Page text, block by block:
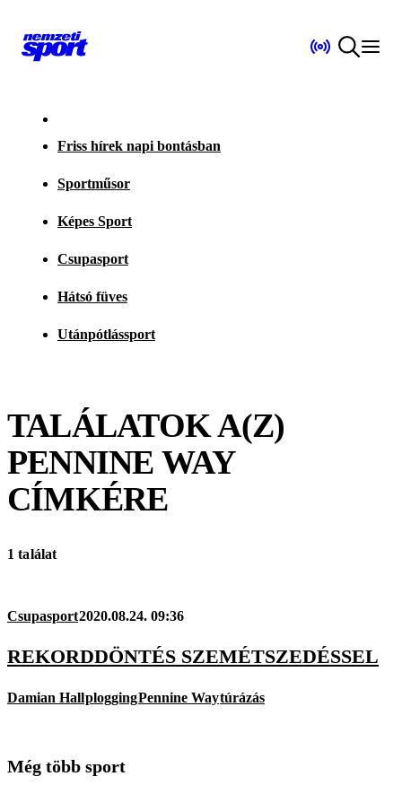
Friss hírek napi bontásban
Sportműsor
Képes Sport
Csupasport
Hátsó füves
Utánpótlássport
TALÁLATOK A(Z)
PENNINE WAY
CÍMKÉRE
1 találat
Csupasport2020.08.24. 09:36
REKORDDÖNTÉS SZEMÉTSZEDÉSSEL
Damian HallploggingPennine Waytúrázás
Még több sport